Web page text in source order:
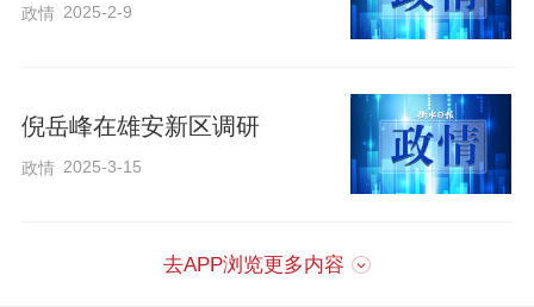
倪岳峰还检查新区防汛备汛工作，乘船入
收等情况。他强调，要坚持人民至上、生
命至上，加强监测预警，强化巡查排险，
汛措施，筑牢守护千年大计、国家大事的
政情 2025-2-9
倪岳峰在雄安新区调研
政情 2025-3-15
去APP浏览更多内容